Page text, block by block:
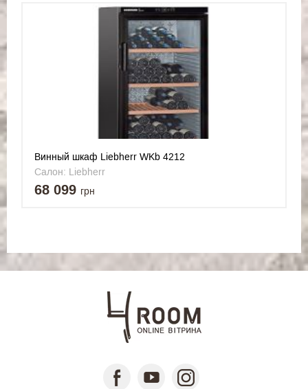
Винный шкаф Liebherr WKb 4212
Салон: Liebherr
68 099 грн